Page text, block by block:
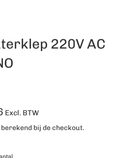
220V AC
Excl. BTW
bij de checkout.